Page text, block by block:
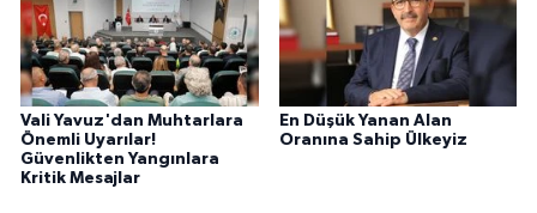
Vali Yavuz'dan Muhtarlara
Önemli Uyarılar!
Güvenlikten Yangınlara
Kritik Mesajlar
En Düşük Yanan Alan
Oranına Sahip Ülkeyiz